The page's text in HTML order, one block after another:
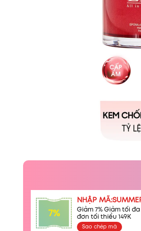
7%
NHẬP
Giảm 7% Giảm tối đa
đơn tối thiểu 149K
Sao chép mã